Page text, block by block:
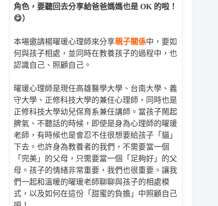
角色，要聽回去分享給爸爸媽媽也是 OK 的啦！
😋）
本場邀請楊曜瑗心理師來分享親子關係中，要如
何與孩子相處，並同時在教養孩子的過程中，也
認識自己、照顧自己。
曜瑗心理師是現任高雄醫學大學、台南大學、義
守大學、正修科技大學的兼任心理師，同時也是
正修科技大學幼兒保育系兼任講師。當孩子鬧起
脾氣、不聽話的時候，即使是身為心理師的曜瑗
老師，有時候也是會忍不住很想要給孩子「貓」
下去。也許身為教養者的我們，不需要當一個
「完美」的父母，只需要當一個「足夠好」的父
母。孩子的情緒非常重要，我們也很重要。讓我
們一起和溫暖的曜瑗老師聊聊與孩子的相處模
式，以及如何在這份「甜蜜的負擔」中照顧自己